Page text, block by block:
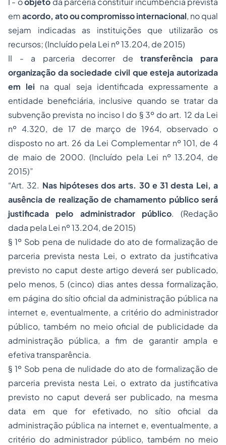
emacordo, ato ou compromisso internacional, no qual
sejam indicadas as instituições que utilizarão os
recursos;(Incluído pela Lei nº 13.204, de 2015)
II - a parceria decorrer detransferência para
organização da sociedade civil que esteja autorizada
em lei na qual seja identificada expressamente a
entidade beneficiária, inclusive quando se tratar da
subvenção prevista no inciso I do § 3º do art. 12 da Lei
nº 4.320, de 17 de março de 1964, observado o
disposto no art. 26 da Lei Complementar nº 101, de 4
de maio de 2000.(Incluído pela Lei nº 13.204, de
2015)”
“Art. 32. Nas hipóteses dos arts. 30 e 31 desta Lei, a
ausência de realização de chamamento público será
justificada pelo administrador público. (Redação
dada pela Lei nº 13.204, de 2015)
§ 1º Sob pena de nulidade do ato de formalização de
parceria prevista nesta Lei, o extrato da justificativa
previsto no caput deste artigo deverá ser publicado,
pelo menos, 5 (cinco) dias antes dessa formalização,
em página do sítio oficial da administração pública na
internet e, eventualmente, a critério do administrador
público, também no meio oficial de publicidade da
administração pública, a fim de garantir ampla e
efetiva transparência.
§ 1º Sob pena de nulidade do ato de formalização de
parceria prevista nesta Lei, o extrato da justificativa
previsto no caput deverá ser publicado, na mesma
data em que for efetivado, no sítio oficial da
administração pública na internet e, eventualmente, a
critério do administrador público, também no meio